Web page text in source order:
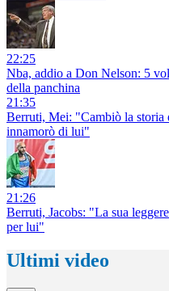
22:25
Nba, addio a Don Nelson: 5
della panchina
21:35
Berruti, Mei: "Cambiò la storia
innamorò di lui"
21:26
Berruti, Jacobs: "La sua
per lui"
Ultimi video